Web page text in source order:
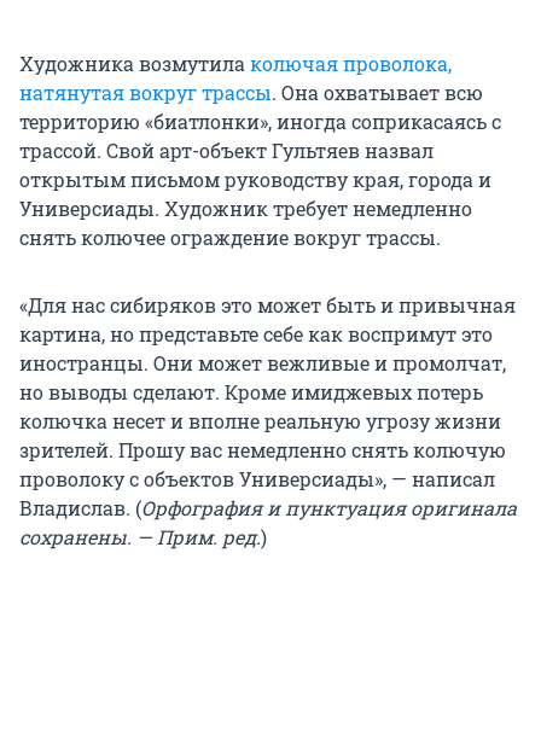
Художника возмутила колючая проволока,
натянутая вокруг трассы. Она охватывает всю
территорию «биатлонки», иногда соприкасаясь с
трассой. Свой арт-объект Гультяев назвал
открытым письмом руководству края, города и
Универсиады. Художник требует немедленно
снять колючее ограждение вокруг трассы.
«Для нас сибиряков это может быть и привычная
картина, но представьте себе как воспримут это
иностранцы. Они может вежливые и промолчат,
но выводы сделают. Кроме имиджевых потерь
колючка несет и вполне реальную угрозу жизни
зрителей. Прошу вас немедленно снять колючую
проволоку с объектов Универсиады», — написал
Владислав. (Орфография и пунктуация оригинала
сохранены. — Прим. ред.)